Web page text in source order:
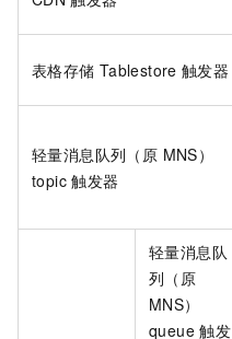
表格存储 Tablestore 触发器
轻量消息队列（原 MNS）
topic 触发器
轻量消息队
列（原
MNS）
queue 触发